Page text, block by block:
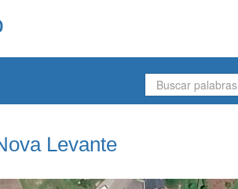
Levante